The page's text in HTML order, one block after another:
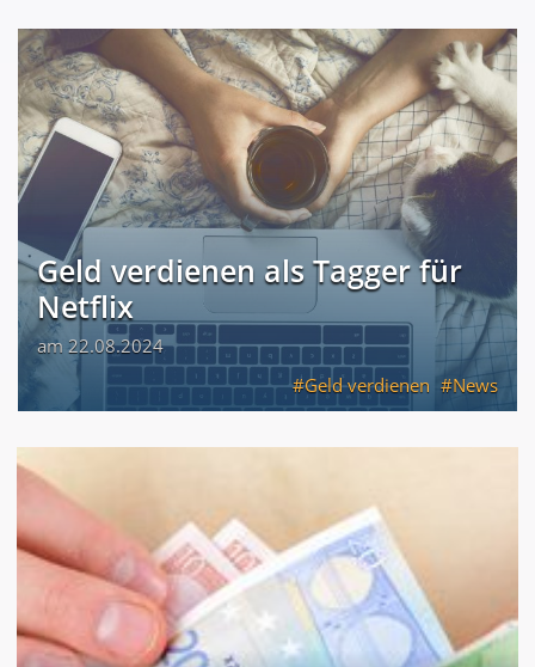
Geld verdienen als Tagger für
Netflix
am 22.08.2024
Geld verdienen
News